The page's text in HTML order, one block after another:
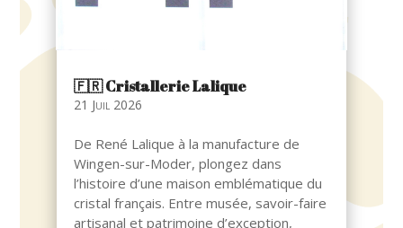
🇫🇷​ Cristallerie Lalique
21 Juil 2026
De René Lalique à la manufacture de
Wingen-sur-Moder, plongez dans
l’histoire d’une maison emblématique du
cristal français. Entre musée, savoir-faire
artisanal et patrimoine d’exception,